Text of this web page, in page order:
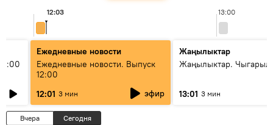
13:00
12:03
Ежедневные новости
Ежедневные новости. Выпуск
12:00
12:01 3 мин эфир
Жаңылыктар
Жаңылыктар.
13:01 3 мин
Вчера Сегодня